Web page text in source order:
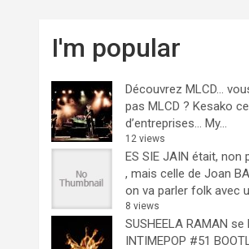
I'm popular
Découvrez MLCD…
pas MLCD ? Kesako
d’entreprises… My...
12 views
ES SIE JAIN était, non
, mais celle de Joan
on va parler folk avec
8 views
SUSHEELA RAMAN
INTIMEPOP #51